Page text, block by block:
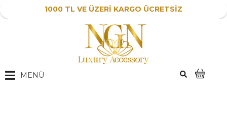
1000 TL VE ÜZERİ KARGO ÜCRETSİZ
MENÜ